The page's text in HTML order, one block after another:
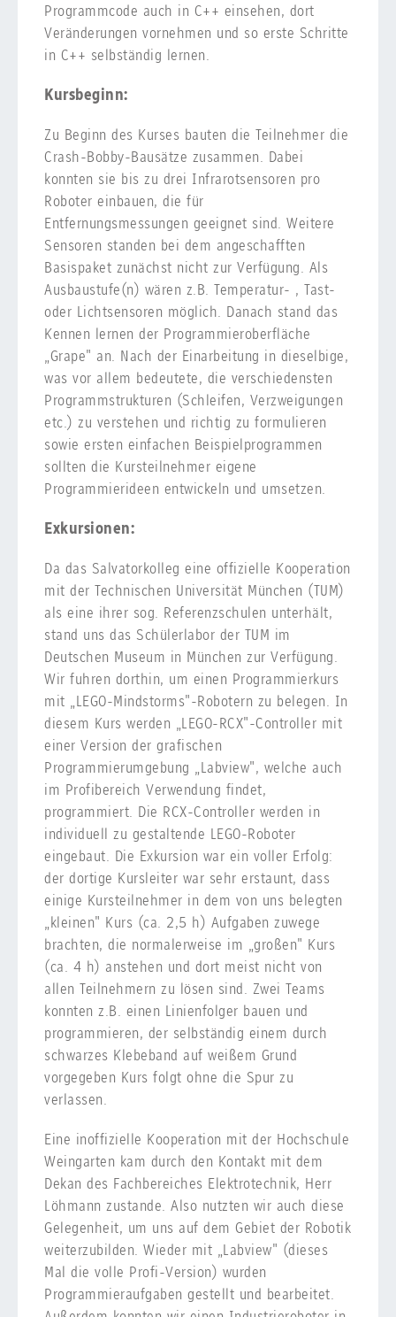
Programmcode auch in C++ einsehen, dort
Veränderungen vornehmen und so erste Schritte
in C++ selbständig lernen.
Kursbeginn:
Zu Beginn des Kurses bauten die Teilnehmer die
Crash-Bobby-Bausätze zusammen. Dabei
konnten sie bis zu drei Infrarotsensoren pro
Roboter einbauen, die für
Entfernungsmessungen geeignet sind. Weitere
Sensoren standen bei dem angeschafften
Basispaket zunächst nicht zur Verfügung. Als
Ausbaustufe(n) wären z.B. Temperatur- , Tast-
oder Lichtsensoren möglich. Danach stand das
Kennen lernen der Programmieroberfläche
„Grape" an. Nach der Einarbeitung in dieselbige,
was vor allem bedeutete, die verschiedensten
Programmstrukturen (Schleifen, Verzweigungen
etc.) zu verstehen und richtig zu formulieren
sowie ersten einfachen Beispielprogrammen
sollten die Kursteilnehmer eigene
Programmierideen entwickeln und umsetzen.
Exkursionen:
Da das Salvatorkolleg eine offizielle Kooperation
mit der Technischen Universität München (TUM)
als eine ihrer sog. Referenzschulen unterhält,
stand uns das Schülerlabor der TUM im
Deutschen Museum in München zur Verfügung.
Wir fuhren dorthin, um einen Programmierkurs
mit „LEGO-Mindstorms"-Robotern zu belegen. In
diesem Kurs werden „LEGO-RCX"-Controller mit
einer Version der grafischen
Programmierumgebung „Labview", welche auch
im Profibereich Verwendung findet,
programmiert. Die RCX-Controller werden in
individuell zu gestaltende LEGO-Roboter
eingebaut. Die Exkursion war ein voller Erfolg:
der dortige Kursleiter war sehr erstaunt, dass
einige Kursteilnehmer in dem von uns belegten
„kleinen" Kurs (ca. 2,5 h) Aufgaben zuwege
brachten, die normalerweise im „großen" Kurs
(ca. 4 h) anstehen und dort meist nicht von
allen Teilnehmern zu lösen sind. Zwei Teams
konnten z.B. einen Linienfolger bauen und
programmieren, der selbständig einem durch
schwarzes Klebeband auf weißem Grund
vorgegeben Kurs folgt ohne die Spur zu
verlassen.
Eine inoffizielle Kooperation mit der Hochschule
Weingarten kam durch den Kontakt mit dem
Dekan des Fachbereiches Elektrotechnik, Herr
Löhmann zustande. Also nutzten wir auch diese
Gelegenheit, um uns auf dem Gebiet der Robotik
weiterzubilden. Wieder mit „Labview" (dieses
Mal die volle Profi-Version) wurden
Programmieraufgaben gestellt und bearbeitet.